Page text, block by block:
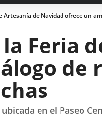
will
pop-
Artesanía de Navidad ofrece un
Feria
de
en el Paseo